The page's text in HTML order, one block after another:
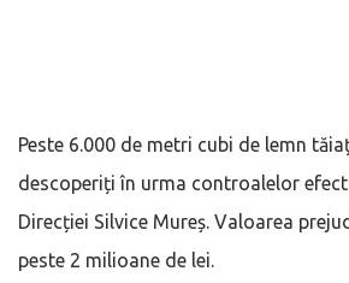
Peste 6.000 de metri cubi de lemn
descoperiți în urma controalelor
Direcției Silvice Mureș. Valoarea
peste 2 milioane de lei.